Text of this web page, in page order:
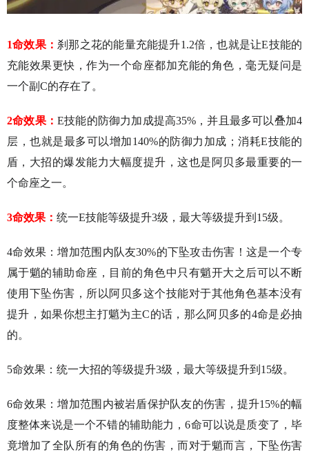
1命效果： 刹那之花的能量充能提升1.2倍，也就是让E技能的
充能效果更快，作为一个命座都加充能的角色，毫无疑问是
一个副C的存在了。
2命效果： E技能的防御力加成提高35%，并且最多可以叠加4
层，也就是最多可以增加140%的防御力加成；消耗E技能的
盾，大招的爆发能力大幅度提升，这也是阿贝多最重要的一
个命座之一。
3命效果： 统一E技能等级提升3级，最大等级提升到15级。
4命效果：增加范围内队友30%的下坠攻击伤害！这是一个专
属于魈的辅助命座，目前的角色中只有魈开大之后可以不断
使用下坠伤害，所以阿贝多这个技能对于其他角色基本没有
提升，如果你想主打魈为主C的话，那么阿贝多的4命是必抽
的。
5命效果：统一大招的等级提升3级，最大等级提升到15级。
6命效果：增加范围内被岩盾保护队友的伤害，提升15%的幅
度整体来说是一个不错的辅助能力，6命可以说是质变了，毕
竟增加了全队所有的角色的伤害，而对于魈而言，下坠伤害